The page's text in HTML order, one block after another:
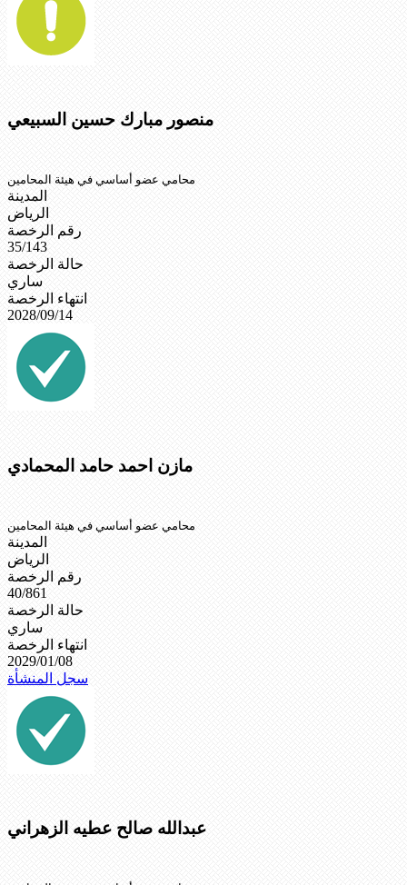
منصور مبارك حسين السبيعي
محامي عضو أساسي في هيئة المحامين
المدينة
الرياض
رقم الرخصة
35/143
حالة الرخصة
ساري
انتهاء الرخصة
2028/09/14
مازن احمد حامد المحمادي
محامي عضو أساسي في هيئة المحامين
المدينة
الرياض
رقم الرخصة
40/861
حالة الرخصة
ساري
انتهاء الرخصة
2029/01/08
سجل المنشأة
عبدالله صالح عطيه الزهراني